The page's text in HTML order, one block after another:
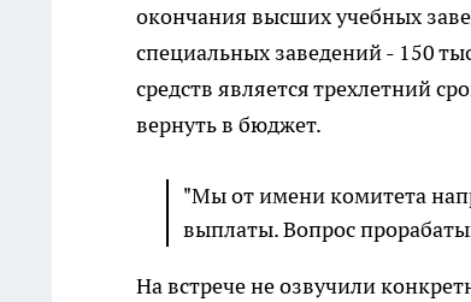
окончания высших учебных
специальных заведений - 150
средств является трехлетний
вернуть в бюджет.
"Мы от имени комитета
выплаты. Вопрос
На встрече не озвучили